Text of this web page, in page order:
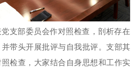
支部委员会作对照检查，剖析存在
带头开展批评与自我批评。支部其
检查，大家结合自身思想和工作实